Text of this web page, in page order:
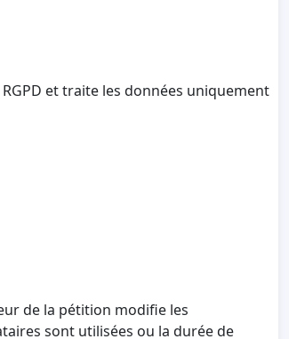
et traite les données uniquement
de la pétition modifie les
sont utilisées ou la durée de